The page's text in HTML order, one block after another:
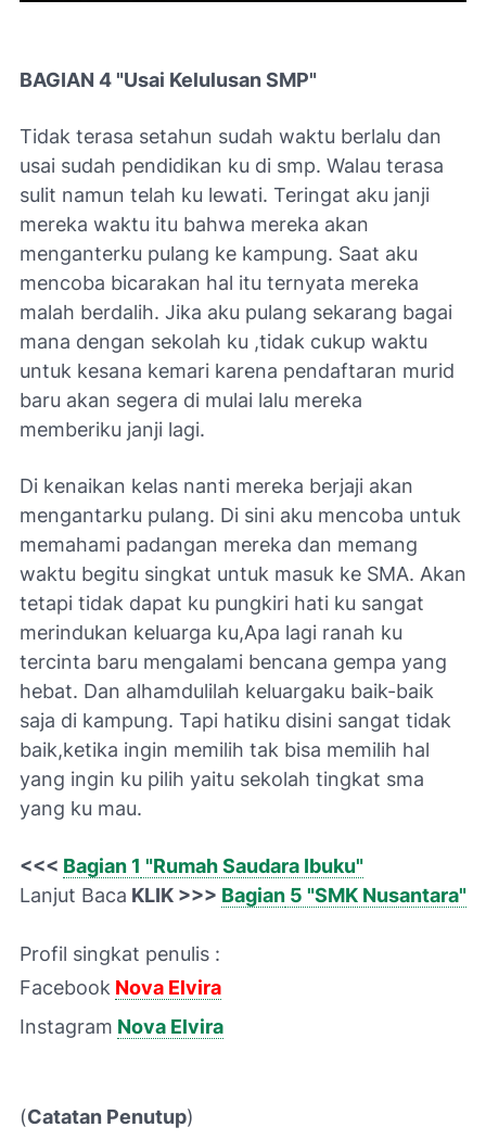
BAGIAN 4 "Usai Kelulusan SMP"
Tidak terasa setahun sudah waktu berlalu dan
usai sudah pendidikan ku di smp. Walau terasa
sulit namun telah ku lewati. Teringat aku janji
mereka waktu itu bahwa mereka akan
menganterku pulang ke kampung. Saat aku
mencoba bicarakan hal itu ternyata mereka
malah berdalih. Jika aku pulang sekarang bagai
mana dengan sekolah ku ,tidak cukup waktu
untuk kesana kemari karena pendaftaran murid
baru akan segera di mulai lalu mereka
memberiku janji lagi.
Di kenaikan kelas nanti mereka berjaji akan
mengantarku pulang. Di sini aku mencoba untuk
memahami padangan mereka dan memang
waktu begitu singkat untuk masuk ke SMA. Akan
tetapi tidak dapat ku pungkiri hati ku sangat
merindukan keluarga ku,Apa lagi ranah ku
tercinta baru mengalami bencana gempa yang
hebat. Dan alhamdulilah keluargaku baik-baik
saja di kampung. Tapi hatiku disini sangat tidak
baik,ketika ingin memilih tak bisa memilih hal
yang ingin ku pilih yaitu sekolah tingkat sma
yang ku mau.
<<< Bagian 1 "Rumah Saudara Ibuku"
Lanjut Baca KLIK >>> Bagian 5 "SMK Nusantara"
Profil singkat penulis :
Facebook Nova Elvira
Instagram Nova Elvira
(Catatan Penutup)